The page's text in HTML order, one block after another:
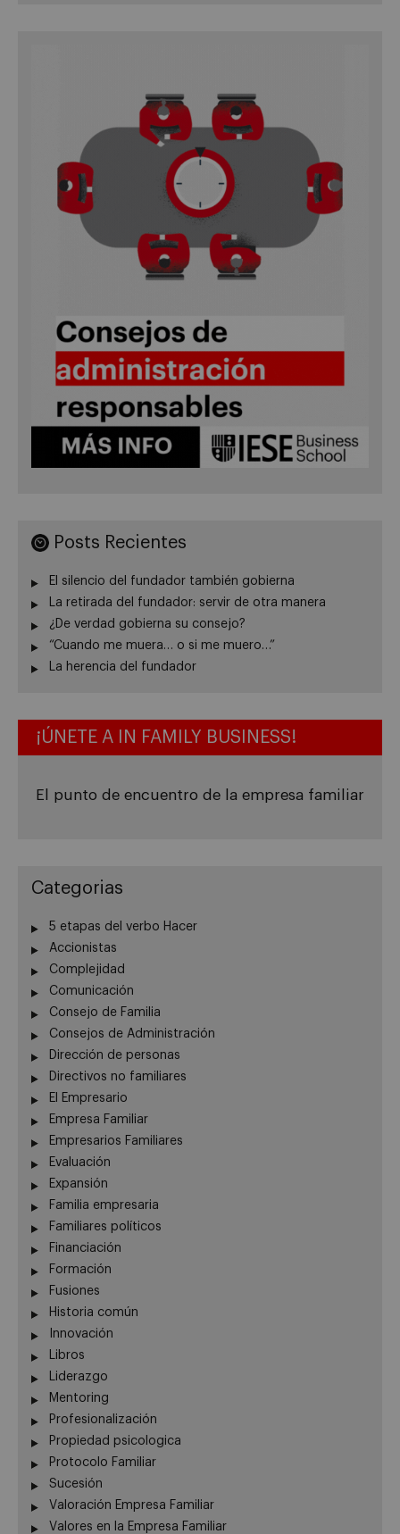
Posts Recientes
El silencio del fundador también gobierna
La retirada del fundador: servir de otra manera
¿De verdad gobierna su consejo?
“Cuando me muera… o si me muero…”
La herencia del fundador
¡ÚNETE A IN FAMILY BUSINESS!
El punto de encuentro de la empresa familiar
Categorias
5 etapas del verbo Hacer
Accionistas
Complejidad
Comunicación
Consejo de Familia
Consejos de Administración
Dirección de personas
Directivos no familiares
El Empresario
Empresa Familiar
Empresarios Familiares
Evaluación
Expansión
Familia empresaria
Familiares políticos
Financiación
Formación
Fusiones
Historia común
Innovación
Libros
Liderazgo
Mentoring
Profesionalización
Propiedad psicologica
Protocolo Familiar
Sucesión
Valoración Empresa Familiar
Valores en la Empresa Familiar